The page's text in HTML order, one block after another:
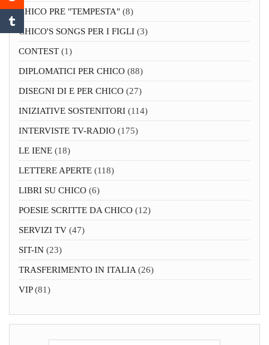
CHICO PRE "TEMPESTA" (8)
CHICO'S SONGS PER I FIGLI (3)
CONTEST (1)
DIPLOMATICI PER CHICO (88)
DISEGNI DI E PER CHICO (27)
INIZIATIVE SOSTENITORI (114)
INTERVISTE TV-RADIO (175)
LE IENE (18)
LETTERE APERTE (118)
LIBRI SU CHICO (6)
POESIE SCRITTE DA CHICO (12)
SERVIZI TV (47)
SIT-IN (23)
TRASFERIMENTO IN ITALIA (26)
VIP(81)